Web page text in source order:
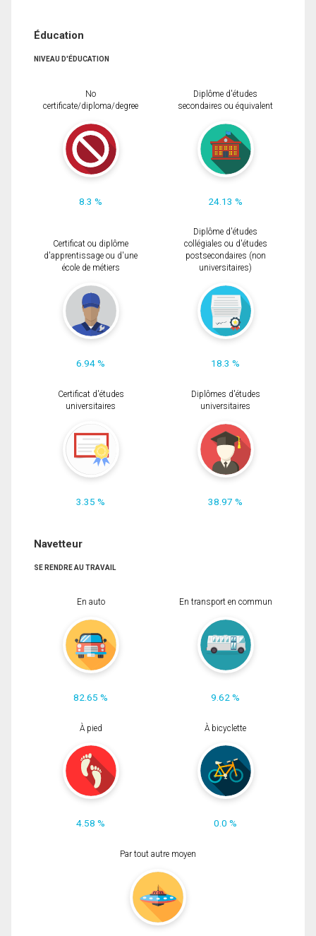
Éducation
NIVEAU D'ÉDUCATION
No
certificate/diploma/degree
8.3 %
Diplôme d'études
secondaires ou équivalent
24.13 %
Certificat ou diplôme
d'apprentissage ou d'une
école de métiers
6.94 %
Diplôme d'études
collégiales ou d'études
postsecondaires (non
universitaires)
18.3 %
Certificat d'études
universitaires
3.35 %
Diplômes d'études
universitaires
38.97 %
Navetteur
SE RENDRE AU TRAVAIL
En auto
82.65 %
En transport en commun
9.62 %
À pied
4.58 %
À bicyclette
0.0 %
Par tout autre moyen